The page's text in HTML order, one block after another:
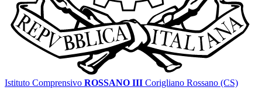
Istituto Comprensivo ROSSANO III Corigliano Rossano (CS)